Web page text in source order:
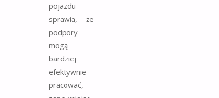
pojazdu
sprawia, że
podpory
mogą
bardziej
efektywnie
pracować,